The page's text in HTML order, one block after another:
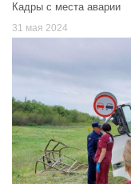
Кадры с места аварии
31 мая 2024